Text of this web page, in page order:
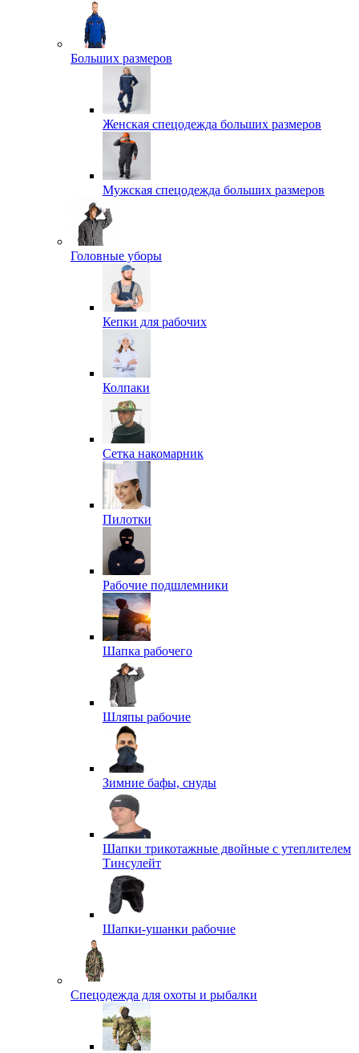
Больших размеров
Женская спецодежда больших размеров
Мужская спецодежда больших размеров
Головные уборы
Кепки для рабочих
Колпаки
Сетка накомарник
Пилотки
Рабочие подшлемники
Шапка рабочего
Шляпы рабочие
Зимние бафы, снуды
Шапки трикотажные двойные с утеплителем
Тинсулейт
Шапки-ушанки рабочие
Спецодежда для охоты и рыбалки